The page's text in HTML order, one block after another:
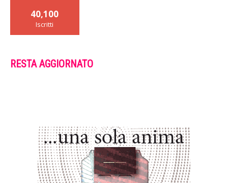
40,100
Iscritti
RESTA AGGIORNATO